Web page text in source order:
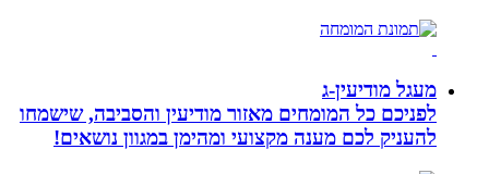
מעגל מודיעין-ג
לפניכם כל המומחים מאזור מודיעין והסביבה, שישמחו
להעניק לכם מענה מקצועי ומהימן במגוון נושאים!